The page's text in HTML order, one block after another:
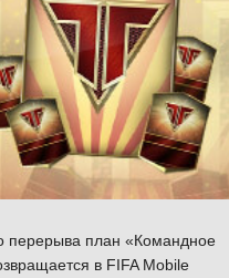
перерыва план «Командное
в FIFA Mobile